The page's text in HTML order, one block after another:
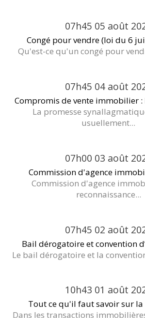
07h45 05 août
Congé pour vendre (loi du 6
Qu'est-ce qu'un congé pour
07h45 04 août
Compromis de vente immobilier :
La promesse
usuellement...
07h00 03 août
Commission d'agence
Commission d'agence
reconnaissance...
07h45 02 août
Bail dérogatoire et convention
Le bail dérogatoire et la
10h43 01 août
Tout ce qu'il faut savoir sur la
Dans les transactions